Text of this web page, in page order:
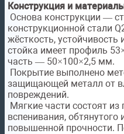
Конструкция и
Основа конструкции —
конструкционной стали
жёсткость, устойчивость
стойка имеет профиль
часть — 50×100×2,5 мм.
Покрытие выполнено
защищающей металл от
повреждений.
Мягкие части состоят
вспенивания, обтянутого
повышенной прочности.